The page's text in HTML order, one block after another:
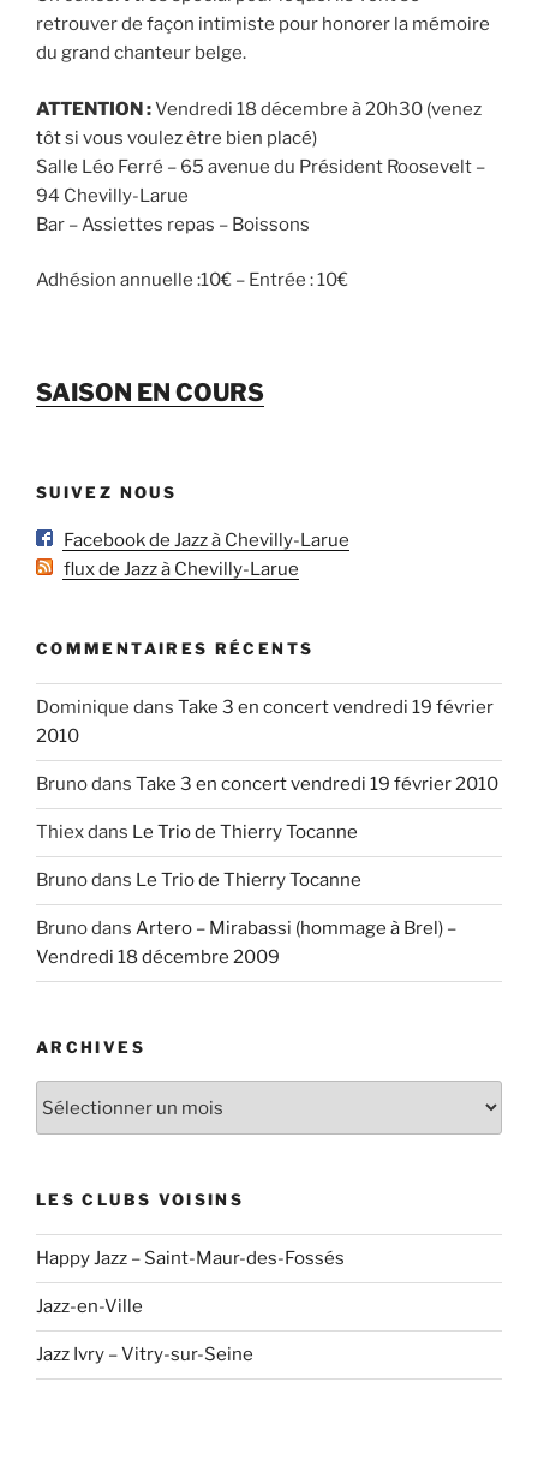
retrouver de façon intimiste pour honorer la mémoire
du grand chanteur belge.
ATTENTION :Vendredi 18 décembre à 20h30 (venez
tôt si vous voulez être bien placé)
Salle Léo Ferré – 65 avenue du Président Roosevelt –
94 Chevilly-Larue
Bar – Assiettes repas – Boissons
Adhésion annuelle :10€ – Entrée : 10€
SAISON EN COURS
SUIVEZ NOUS
Facebook de Jazz à Chevilly-Larue
flux de Jazz à Chevilly-Larue
COMMENTAIRES RÉCENTS
Dominique dans Take 3 en concert vendredi 19 février
2010
Brunodans Take 3 en concert vendredi 19 février 2010
Thiexdans Le Trio de Thierry Tocanne
Brunodans Le Trio de Thierry Tocanne
Brunodans Artero – Mirabassi (hommage à Brel) –
Vendredi 18 décembre 2009
ARCHIVES
LES CLUBS VOISINS
Happy Jazz – Saint-Maur-des-Fossés
Jazz-en-Ville
Jazz Ivry – Vitry-sur-Seine